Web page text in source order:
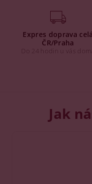
Expres doprava celá
ČR/Praha
Do 24 hodin u vás
Jak